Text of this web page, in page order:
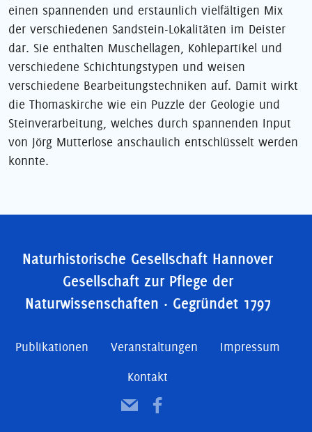
einen spannenden und erstaunlich vielfältigen Mix
der verschiedenen Sandstein-Lokalitäten im Deister
dar. Sie enthalten Muschellagen, Kohlepartikel und
verschiedene Schichtungstypen und weisen
verschiedene Bearbeitungstechniken auf. Damit wirkt
die Thomaskirche wie ein Puzzle der Geologie und
Steinverarbeitung, welches durch spannenden Input
von Jörg Mutterlose anschaulich entschlüsselt werden
konnte.
Naturhistorische Gesellschaft Hannover
Gesellschaft zur Pflege der
Naturwissenschaften · Gegründet 1797
Publikationen Veranstaltungen Impressum
Kontakt